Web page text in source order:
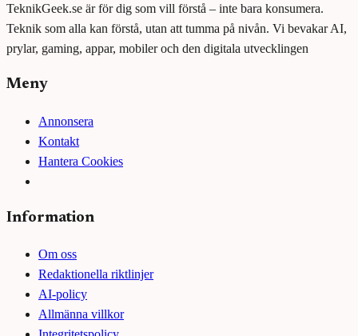
TeknikGeek.se är för dig som vill förstå – inte bara konsumera.
Teknik som alla kan förstå, utan att tumma på nivån. Vi bevakar AI,
prylar, gaming, appar, mobiler och den digitala utvecklingen
Meny
Annonsera
Kontakt
Hantera Cookies
Information
Om oss
Redaktionella riktlinjer
AI-policy
Allmänna villkor